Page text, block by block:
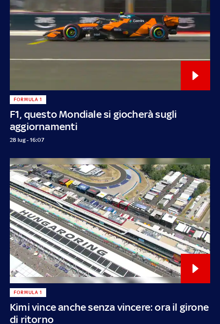
F1, questo Mondiale si giocherà sugli
aggiornamenti
FORMULA 1
28 lug - 16:07
Kimi vince anche senza vincere: ora il girone
di ritorno
FORMULA 1